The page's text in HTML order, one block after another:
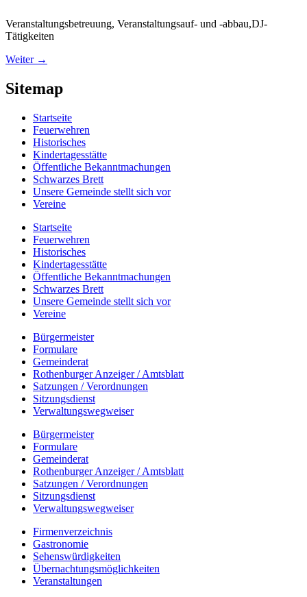
Veranstaltungsbetreuung, Veranstaltungsauf- und -abbau,DJ-
Tätigkeiten
Weiter →
Sitemap
Startseite
Feuerwehren
Historisches
Kindertagesstätte
Öffentliche Bekanntmachungen
Schwarzes Brett
Unsere Gemeinde stellt sich vor
Vereine
Startseite
Feuerwehren
Historisches
Kindertagesstätte
Öffentliche Bekanntmachungen
Schwarzes Brett
Unsere Gemeinde stellt sich vor
Vereine
Bürgermeister
Formulare
Gemeinderat
Rothenburger Anzeiger / Amtsblatt
Satzungen / Verordnungen
Sitzungsdienst
Verwaltungswegweiser
Bürgermeister
Formulare
Gemeinderat
Rothenburger Anzeiger / Amtsblatt
Satzungen / Verordnungen
Sitzungsdienst
Verwaltungswegweiser
Firmenverzeichnis
Gastronomie
Sehenswürdigkeiten
Übernachtungsmöglichkeiten
Veranstaltungen